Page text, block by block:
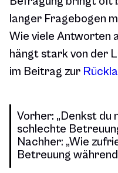
langer Fragebogen
Wie viele Antworten
hängt stark von der
im Beitrag zur
Vorher: „Denkst du
schlechte
Nachher: „Wie
Betreuung